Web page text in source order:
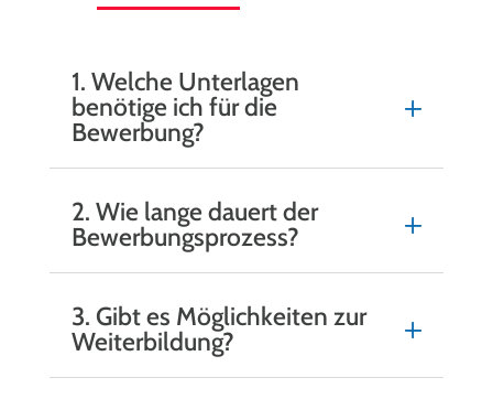
1. Welche Unterlagen
benötige ich für die
Bewerbung?
2. Wie lange dauert der
Bewerbungsprozess?
3. Gibt es Möglichkeiten zur
Weiterbildung?